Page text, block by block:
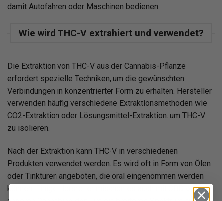
damit Autofahren oder Maschinen bedienen.
Wie wird THC-V extrahiert und verwendet?
Die Extraktion von THC-V aus der Cannabis-Pflanze
erfordert spezielle Techniken, um die gewünschten
Verbindungen in konzentrierter Form zu erhalten. Hersteller
verwenden häufig verschiedene Extraktionsmethoden wie
CO2-Extraktion oder Lösungsmittel-Extraktion, um THC-V
zu isolieren.
Nach der Extraktion kann THC-V in verschiedenen
Produkten verwendet werden. Es wird oft in Form von Ölen
oder Tinkturen angeboten, die oral eingenommen werden
können. Einige Hersteller mischen es auch mit CBD oder